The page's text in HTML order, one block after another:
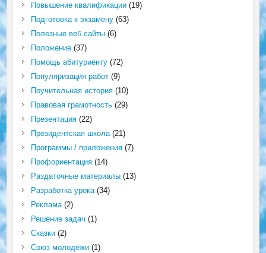
Повышение квалификации(19)
Подготовка к экзамену(63)
Полезные веб сайты(6)
Положение(37)
Помощь абитуриенту(72)
Популяризация работ(9)
Поучительная история(10)
Правовая грамотность(29)
Презентация(22)
Президентская школа(21)
Программы / приложения(7)
Профориентация(14)
Раздаточные материалы(13)
Разработка урока(34)
Реклама(2)
Решение задач (1)
Сказки(2)
Союз молодёжи(1)